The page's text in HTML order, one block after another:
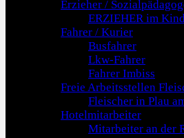
Erzieher /
ERZIEHER im
Fahrer / Kurier
Busfahrer
Lkw-Fahrer
Fahrer Imbiss
Freie Arbeitsstellen
Fleischer in Plau
Hotelmitarbeiter
Mitarbeiter an der